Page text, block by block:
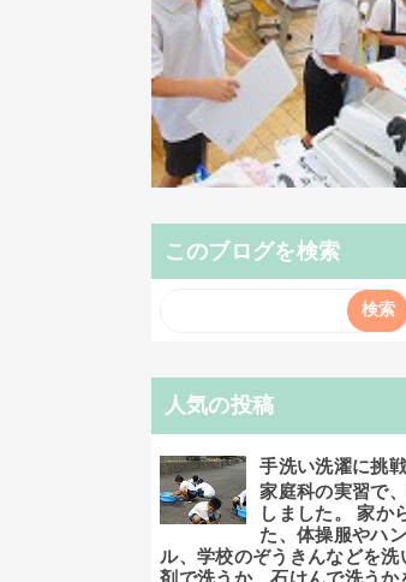
このブログを検索
人気の投稿
手洗い洗濯に挑
家庭科の実習で
しました。 家か
た、体操服やハ
ル、学校のぞうきんなどを洗
剤で洗うか、石けんで洗うか